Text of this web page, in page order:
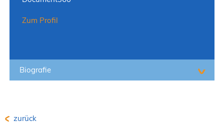
Zum Profil
Biografie
zurück